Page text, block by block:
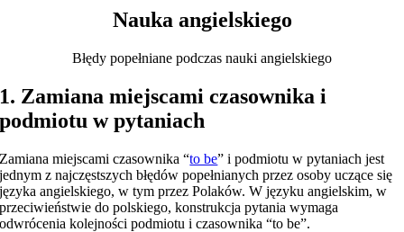
Nauka angielskiego
Błędy popełniane podczas nauki angielskiego
1. Zamiana miejscami czasownika i
podmiotu w pytaniach
Zamiana miejscami czasownika “to be” i podmiotu w pytaniach jest
jednym z najczęstszych błędów popełnianych przez osoby uczące się
języka angielskiego, w tym przez Polaków. W języku angielskim, w
przeciwieństwie do polskiego, konstrukcja pytania wymaga
odwrócenia kolejności podmiotu i czasownika “to be”.